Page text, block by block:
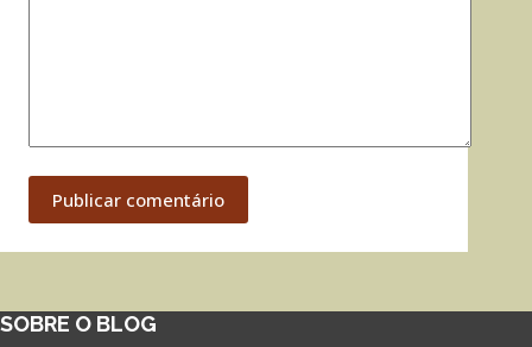
Publicar comentário
SOBRE O BLOG